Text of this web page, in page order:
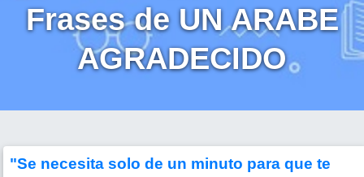
Frases de UN ARABE
AGRADECIDO
"Se necesita solo de un minuto para que te